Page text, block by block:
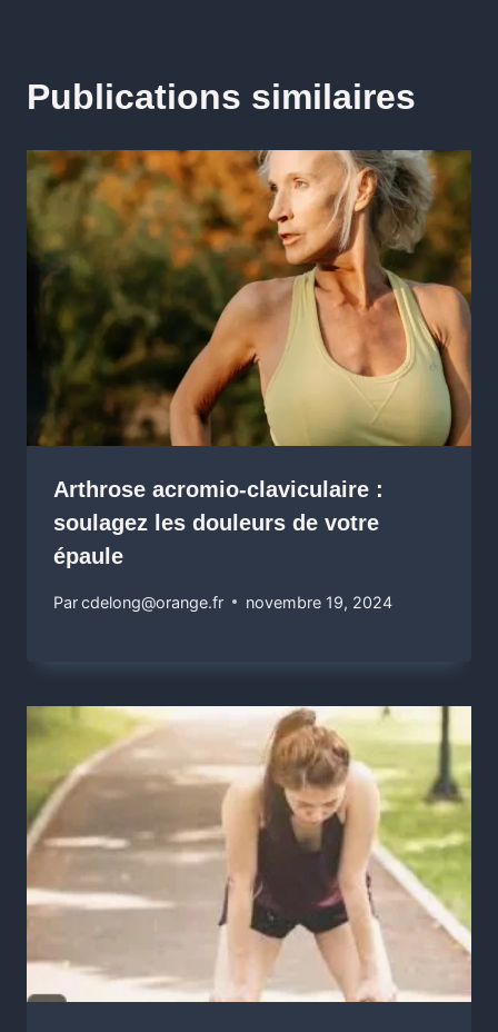
Publications similaires
Arthrose acromio-claviculaire :
soulagez les douleurs de votre
épaule
Parcdelong@orange.fr novembre 19, 2024